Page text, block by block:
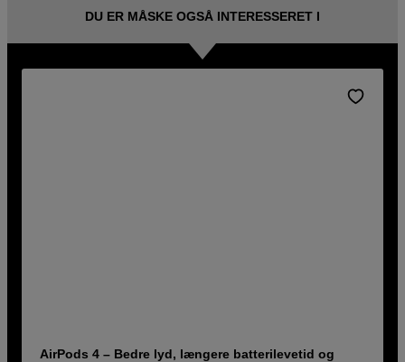
DU ER MÅSKE OGSÅ INTERESSERET I
AirPods 4 – Bedre lyd, længere batterilevetid og